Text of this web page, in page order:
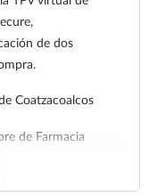
abiertas y
sedoso.
aroma a uva,
y es ideal para
tus manos, frota
cabello húmedo o
de dos
Coatzacoalcos
de Farmacia